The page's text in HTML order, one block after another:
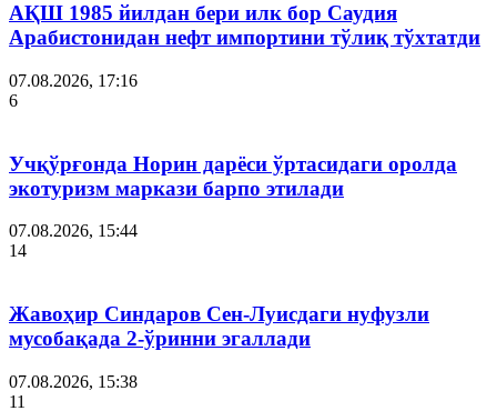
АҚШ 1985 йилдан бери илк бор Саудия
Арабистонидан нефт импортини тўлиқ тўхтатди
07.08.2026, 17:16
6
Учқўрғонда Норин дарёси ўртасидаги оролда
экотуризм маркази барпо этилади
07.08.2026, 15:44
14
Жавоҳир Синдаров Сен-Луисдаги нуфузли
мусобақада 2-ўринни эгаллади
07.08.2026, 15:38
11